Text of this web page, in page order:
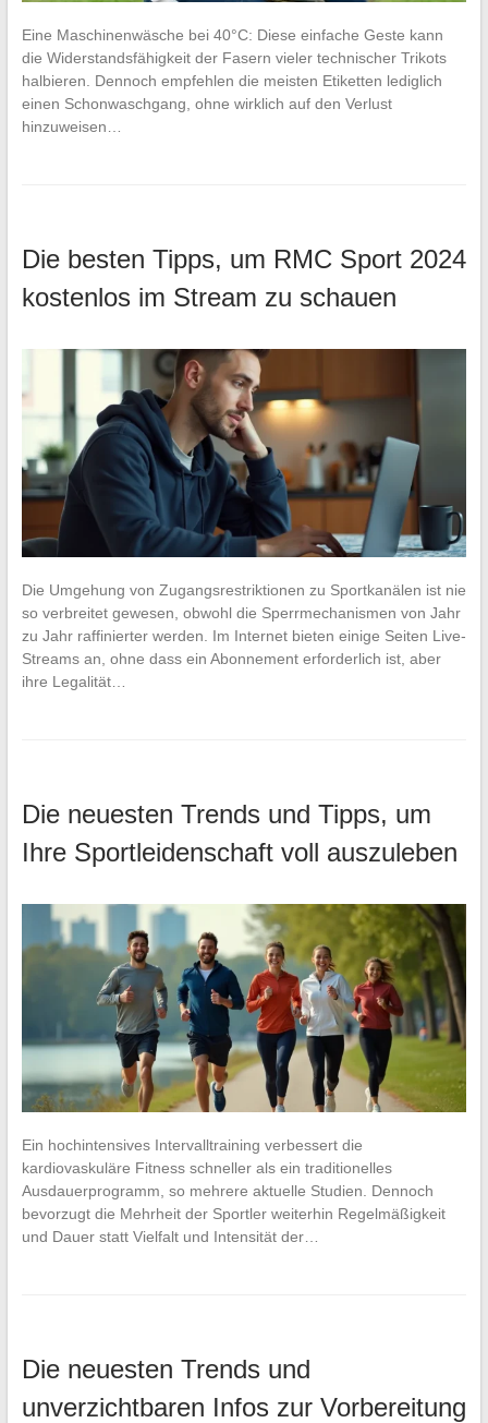
Eine Maschinenwäsche bei 40°C: Diese einfache Geste kann
die Widerstandsfähigkeit der Fasern vieler technischer Trikots
halbieren. Dennoch empfehlen die meisten Etiketten lediglich
einen Schonwaschgang, ohne wirklich auf den Verlust
hinzuweisen…
Die besten Tipps, um RMC Sport 2024
kostenlos im Stream zu schauen
Die Umgehung von Zugangsrestriktionen zu Sportkanälen ist nie
so verbreitet gewesen, obwohl die Sperrmechanismen von Jahr
zu Jahr raffinierter werden. Im Internet bieten einige Seiten Live-
Streams an, ohne dass ein Abonnement erforderlich ist, aber
ihre Legalität…
Die neuesten Trends und Tipps, um
Ihre Sportleidenschaft voll auszuleben
Ein hochintensives Intervalltraining verbessert die
kardiovaskuläre Fitness schneller als ein traditionelles
Ausdauerprogramm, so mehrere aktuelle Studien. Dennoch
bevorzugt die Mehrheit der Sportler weiterhin Regelmäßigkeit
und Dauer statt Vielfalt und Intensität der…
Die neuesten Trends und
unverzichtbaren Infos zur Vorbereitung